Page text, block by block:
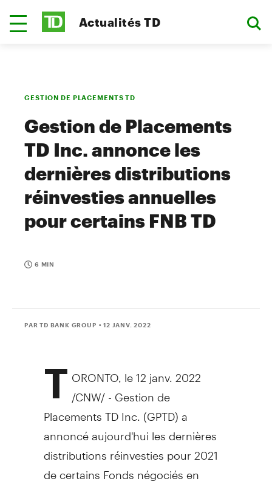
Actualités TD
GESTION DE PLACEMENTS TD
Gestion de Placements
TD Inc. annonce les
dernières distributions
réinvesties annuelles
pour certains FNB TD
6 MIN
PAR TD BANK GROUP • 12 JANV. 2022
T ORONTO , le 12 janv. 2022
/CNW/ - Gestion de
Placements TD Inc. (GPTD) a
annoncé aujourd'hui les dernières
distributions réinvesties pour 2021
de certains Fonds négociés en